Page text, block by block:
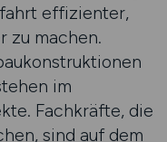
effizienter,
zu machen.
im
Fachkräfte, die
sind auf dem